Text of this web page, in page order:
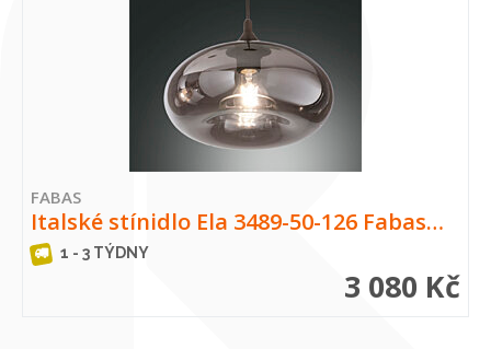
FABAS
Italské stínidlo Ela 3489-50-126 Fabas…
1 - 3 TÝDNY
3 080 Kč